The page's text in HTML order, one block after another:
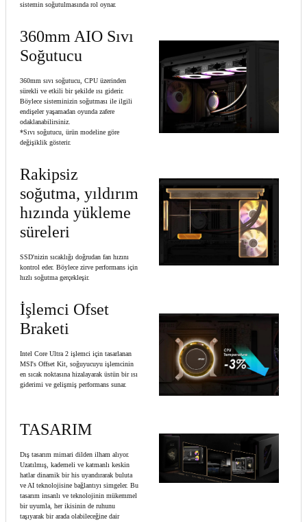
sistemin soğutulmasında rol oynar.
360mm AIO Sıvı
Soğutucu
360mm sıvı soğutucu, CPU üzerinden
sürekli ve etkili bir şekilde ısı giderir.
Böylece sisteminizin soğutması ile ilgili
endişeler yaşamadan oyunda zafere
odaklanabilirsiniz.
*Sıvı soğutucu, ürün modeline göre
değişiklik gösterir.
Rakipsiz
soğutma, yıldırım
hızında yükleme
süreleri
SSD'nizin sıcaklığı doğrudan fan hızını
kontrol eder. Böylece zirve performans için
hızlı soğutma gerçekleşir.
İşlemci Ofset
Braketi
Intel Core Ultra 2 işlemci için tasarlanan
MSI's Offset Kit, soğuyucuyu işlemcinin
en sıcak noktasına hizalayarak üstün bir ısı
giderimi ve gelişmiş performans sunar.
TASARIM
Dış tasarım mimari dilden ilham alıyor.
Uzatılmış, kademeli ve katmanlı keskin
hatlar dinamik bir his uyandırarak buluta
ve AI teknolojisine bağlantıyı simgeler. Bu
tasarım insanlı ve teknolojinin mükemmel
bir uyumla, her ikisinin de ruhunu
taşıyarak bir arada olabileceğine dair